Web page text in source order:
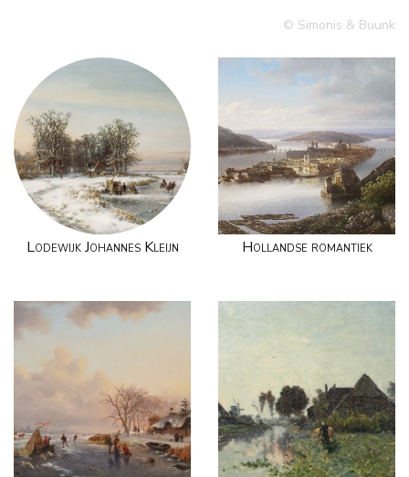
© Simonis & Buunk
Lodewijk Johannes Kleijn Hollandse romantiek